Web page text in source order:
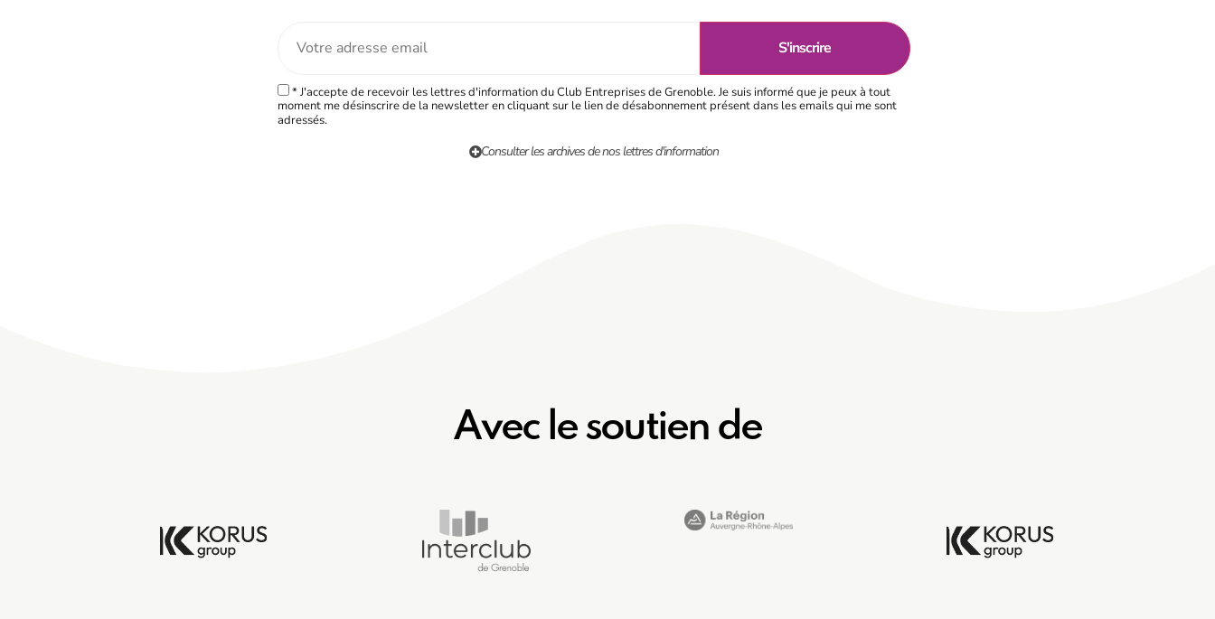
* J'accepte de recevoir les lettres d'information du Club Entreprises de Grenoble. Je suis informé que je peux à tout
moment me désinscrire de la newsletter en cliquant sur le lien de désabonnement présent dans les emails qui me sont
adressés.
Consulter les archives de nos lettres d'information
Avec le soutien de